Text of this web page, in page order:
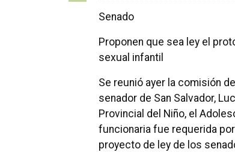
Senado
Proponen que sea ley el
sexual infantil
Se reunió ayer la comisión
senador de San Salvador,
Provincial del Niño, el
funcionaria fue requerida
proyecto de ley de los